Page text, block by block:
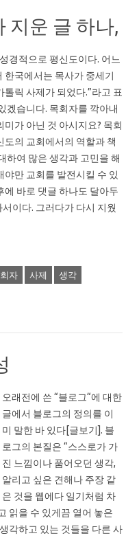
지운 글 하나,
경적으로 평신도이다. 어느
한국에서는 목사가 중세기
톨릭 사제가 되었다.”라고 표
겠습니다. 목회자를 깍아내
미가 아닌 것 아시지요? 목회
도의 교회에서의 역할과 책
하여 많은 생각과 고민을 해
야만 교회를 발전시킬 수 있
에 바로 댓글 하나도 달아두
이다. 그러다가 다시 지웠
자 사제 생각
오래전에 쓴 “블로그“에 대한
글에서 블로그의 정의를 이
미 말한 바 있다[글보기]. 블
로그의 본질은 “스스로가 가
진 느낌이나 품어오던 생각,
알리고 싶은 견해나 주장 같
은 것을 웹에다 일기처럼 차
읽을 수 있게끔 열어 놓은
각하고 있는 것들을 다른 사